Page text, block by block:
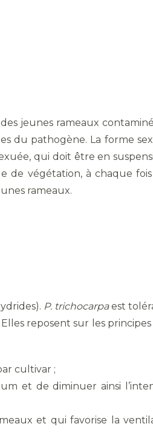
jeunes rameaux
du pathogène. La forme
qui doit être en
de végétation, à chaque
rameaux.
P. trichocarpaest
reposent sur les
cultivar ;
et de diminuer ainsi
et qui favorise la